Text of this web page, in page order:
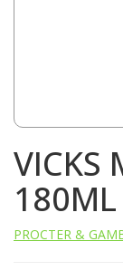
VICKS
180ML
PROCTER &